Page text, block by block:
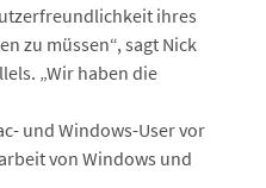
ihres
zu müssen“, sagt Nick
„Wir haben die
und Windows-User vor
von Windows und